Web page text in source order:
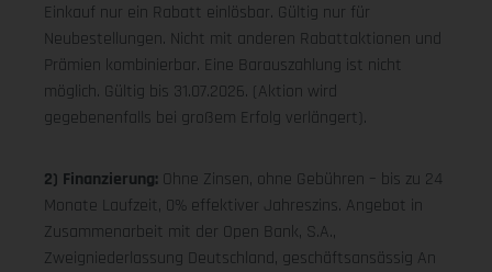
Einkauf nur ein Rabatt einlösbar. Gültig nur für
Neubestellungen. Nicht mit anderen Rabattaktionen und
Prämien kombinierbar. Eine Barauszahlung ist nicht
möglich. Gültig bis 31.07.2026. (Aktion wird
gegebenenfalls bei großem Erfolg verlängert).
2) Finanzierung: Ohne Zinsen, ohne Gebühren – bis zu 24
Monate Laufzeit, 0% effektiver Jahreszins. Angebot in
Zusammenarbeit mit der Open Bank, S.A.,
Zweigniederlassung Deutschland, geschäftsansässig An